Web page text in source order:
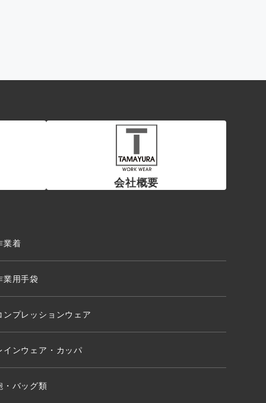
会社概要
業着
業用手袋
ンプレッションウェア
インウェア・カッパ
・バッグ類